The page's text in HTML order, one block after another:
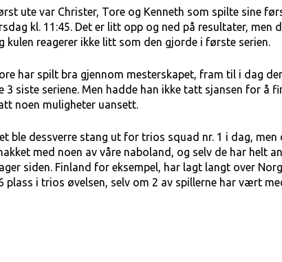
ute var Christer, Tore og Kenneth som spilte sine
kl. 11:45. Det er litt opp og ned på resultater, men
kulen reagerer ikke litt som den gjorde i første serien.
har spilt bra gjennom mesterskapet, fram til i dag
3 siste seriene. Men hadde han ikke tatt sjansen for å
noen muligheter uansett.
ble dessverre stang ut for trios squad nr. 1 i dag,
med noen av våre naboland, og selv de har helt
siden. Finland for eksempel, har lagt langt over
plass i trios øvelsen, selv om 2 av spillerne har vært